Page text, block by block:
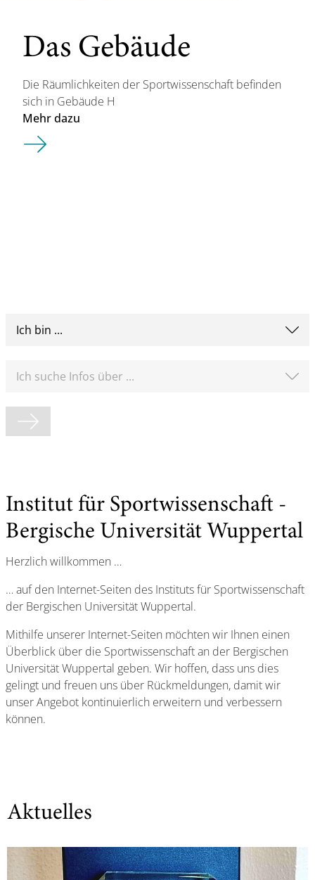
Das Gebäude
Die Räumlichkeiten der Sportwissenschaft befinden
sich in Gebäude H
Mehr dazu
Ich bin ...
Ich suche Infos über ...
Formular abschicken
Institut für Sportwissenschaft -
Bergische Universität Wuppertal
Herzlich willkommen …
… auf den Internet-Seiten des Instituts für Sportwissenschaft
der Bergischen Universität Wuppertal.
Mithilfe unserer Internet-Seiten möchten wir Ihnen einen
Überblick über die Sportwissenschaft an der Bergischen
Universität Wuppertal geben. Wir hoffen, dass uns dies
gelingt und freuen uns über Rückmeldungen, damit wir
unser Angebot kontinuierlich erweitern und verbessern
können.
Aktuelles